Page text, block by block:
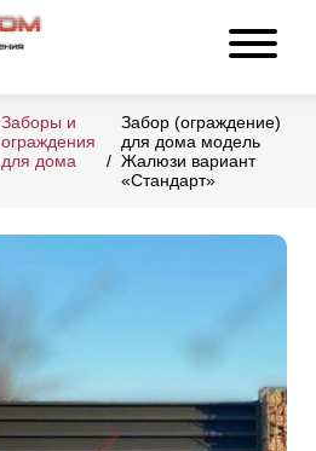
Заборы и
ограждения
для дома
Забор (ограждение)
для дома модель
Жалюзи вариант
«Стандарт»